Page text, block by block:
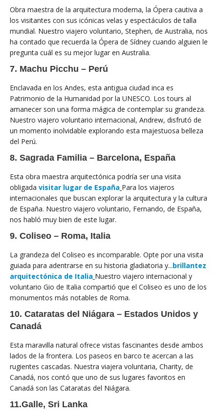
Obra maestra de la arquitectura moderna, la Ópera cautiva a
los visitantes con sus icónicas velas y espectáculos de talla
mundial. Nuestro viajero voluntario, Stephen, de Australia, nos
ha contado que recuerda la Ópera de Sídney cuando alguien le
pregunta cuál es su mejor lugar en Australia.
7. Machu Picchu – Perú
Enclavada en los Andes, esta antigua ciudad inca es
Patrimonio de la Humanidad por la UNESCO. Los tours al
amanecer son una forma mágica de contemplar su grandeza.
Nuestro viajero voluntario internacional, Andrew, disfrutó de
un momento inolvidable explorando esta majestuosa belleza
del Perú.
8. Sagrada Familia – Barcelona, ​​España
Esta obra maestra arquitectónica podría ser una visita
obligada visitar lugar de España Para los viajeros
internacionales que buscan explorar la arquitectura y la cultura
de España. Nuestro viajero voluntario, Fernando, de España,
nos habló muy bien de este lugar.
9. Coliseo – Roma, Italia
La grandeza del Coliseo es incomparable. Opte por una visita
guiada para adentrarse en su historia gladiatoria y...brillantez
arquitectónica de Italia Nuestro viajero internacional y
voluntario Gio de Italia compartió que el Coliseo es uno de los
monumentos más notables de Roma.
10. Cataratas del Niágara – Estados Unidos y
Canadá
Esta maravilla natural ofrece vistas fascinantes desde ambos
lados de la frontera. Los paseos en barco te acercan a las
rugientes cascadas. Nuestra viajera voluntaria, Charity, de
Canadá, nos contó que uno de sus lugares favoritos en
Canadá son las Cataratas del Niágara.
11.Galle, Sri Lanka